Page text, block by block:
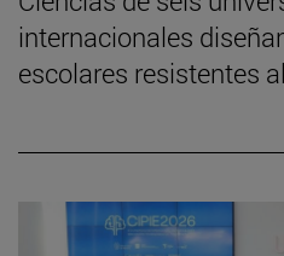
internacionales
escolares resistentes